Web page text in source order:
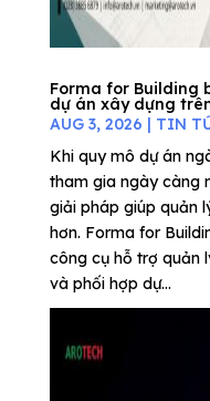
Forma for Building
dự án xây dựng
AUG 3, 2026 | TIN
Khi quy mô dự án
tham gia ngày càng
giải pháp giúp quản
hơn. Forma for
công cụ hỗ trợ quản
và phối hợp dự...